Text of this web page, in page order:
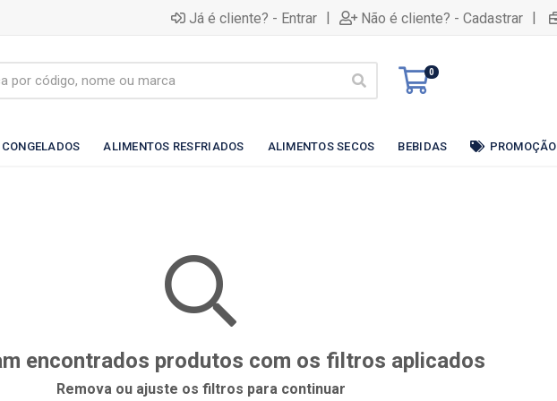
Já é cliente? - Entrar | Não é cliente? - Cadastrar |
0
ALIMENTOS RESFRIADOS ALIMENTOS SECOS BEBIDAS PROMOÇÃO
encontrados produtos com os filtros aplicados
Remova ou ajuste os filtros para continuar